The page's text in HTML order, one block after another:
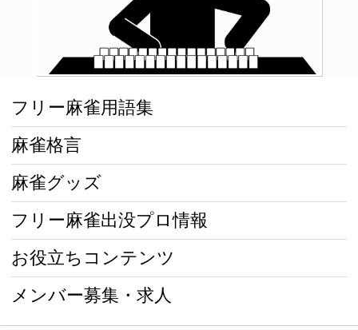
フリー麻雀用語集
麻雀格言
麻雀グッズ
フリー麻雀出没プロ情報
お役立ちコンテンツ
メンバー募集・求人